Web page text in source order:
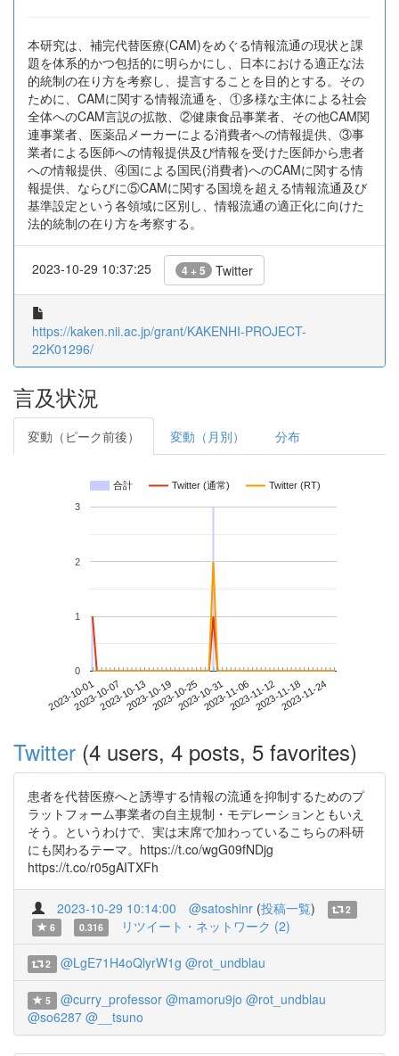
本研究は、補完代替医療(CAM)をめぐる情報流通の現状と課
題を体系的かつ包括的に明らかにし、日本における適正な法
的統制の在り方を考察し、提言することを目的とする。その
ために、CAMに関する情報流通を、①多様な主体による社会
全体へのCAM言説の拡散、②健康食品事業者、その他CAM関
連事業者、医薬品メーカーによる消費者への情報提供、③事
業者による医師への情報提供及び情報を受けた医師から患者
への情報提供、④国による国民(消費者)へのCAMに関する情
報提供、ならびに⑤CAMに関する国境を超える情報流通及び
基準設定という各領域に区別し、情報流通の適正化に向けた
法的統制の在り方を考察する。
2023-10-29 10:37:25 4 + 5 Twitter
https://kaken.nii.ac.jp/grant/KAKENHI-PROJECT-
22K01296/
言及状況
変動（ピーク前後） 変動（月別） 分布
合計 Twitter (通常) Twitter (RT)
2023-10-012023-10-072023-10-132023-10-192023-10-252023-10-312023-11-062023-11-122023-11-182023-11-24
0
1
2
3
Twitter (4 users, 4 posts, 5 favorites)
患者を代替医療へと誘導する情報の流通を抑制するためのプ
ラットフォーム事業者の自主規制・モデレーションともいえ
そう。というわけで、実は末席で加わっているこちらの科研
にも関わるテーマ。https://t.co/wgG09fNDjg
https://t.co/r05gAITXFh
2023-10-29 10:14:00 @satoshinr (投稿一覧)
2
6
0.316 リツイート・ネットワーク (2)
2 @LgE71H4oQlyrW1g @rot_undblau
5 @curry_professor @mamoru9jo @rot_undblau
@so6287 @__tsuno